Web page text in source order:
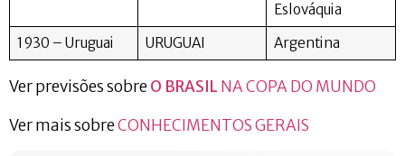
Eslováquia
1930 – Uruguai
URUGUAI Argentina
Ver previsões sobreO BRASIL NA COPA DO MUNDO
Ver mais sobreCONHECIMENTOS GERAIS